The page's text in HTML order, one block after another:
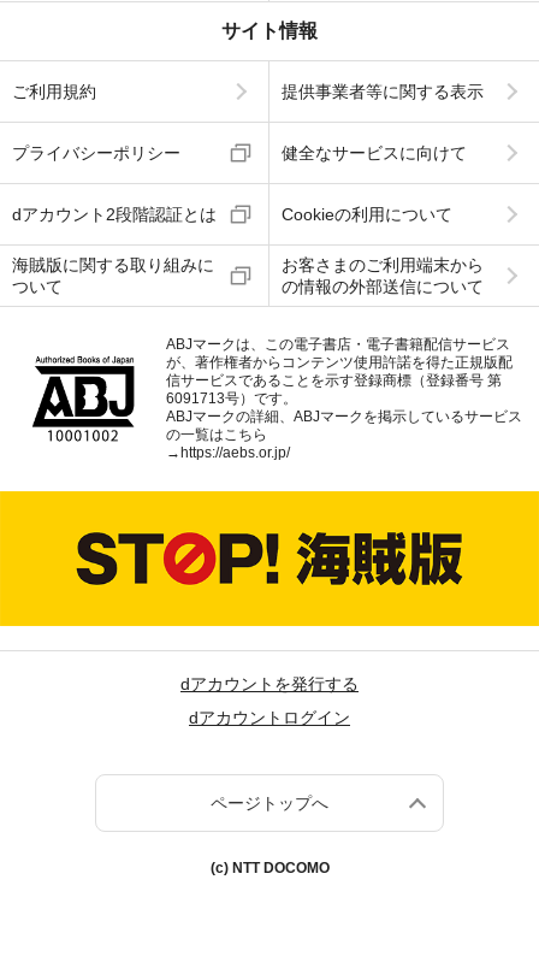
サイト情報
ご利用規約 提供事業者等に関する表示
プライバシーポリシー 健全なサービスに向けて
dアカウント2段階認証とは Cookieの利用について
海賊版に関する取り組みに
ついて
お客さまのご利用端末から
の情報の外部送信について
ABJマークは、この電子書店・電子書籍配信サービス
が、著作権者からコンテンツ使用許諾を得た正規版配
信サービスであることを示す登録商標（登録番号 第
6091713号）です。
ABJマークの詳細、ABJマークを掲示しているサービス
の一覧はこちら
→ https://aebs.or.jp/
dアカウントを発行する
dアカウントログイン
ページトップへ
(c) NTT DOCOMO